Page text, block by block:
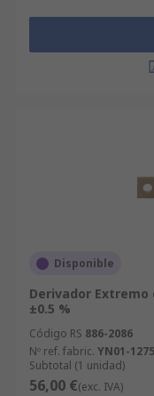
Disponible
Derivador Extremo
±0.5 %
Código RS 886-2086
Nº ref. fabric. YN01-
Subtotal (1 unidad)
56,00 €(exc. IVA)